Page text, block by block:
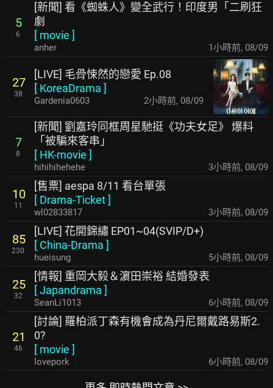
5
6
[新聞] 看《蜘蛛人》變全武行！印度男「二刷狂
劇
[ movie ]
anher 1小時前, 08/09
27
38
[LIVE] 毛骨悚然的戀愛 Ep.08
[ KoreaDrama ]
Gardenia0603 2小時前, 08/09
7
8
[新聞] 劉嘉玲同框周星馳挺《功夫女足》 爆料
「被騙來客串」
[ HK-movie ]
hihihihehehe 3小時前, 08/09
10
11
[售票] aespa 8/11 看台單張
[ Drama-Ticket]
wl02833817 3小時前, 08/09
85
230
[LIVE] 花開錦繡 EP01~04(SVIP/D+)
[ China-Drama ]
hueisung 5小時前, 08/09
25
32
[情報] 重岡大毅＆濵田崇裕 結婚發表
[Japandrama ]
SeanLi1013 6小時前, 08/09
21
46
[討論] 羅柏派丁森有機會成為丹尼爾戴路易斯2.
0?
[ movie ]
lovepork 6小時前, 08/09